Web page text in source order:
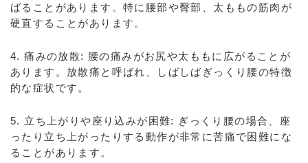
ばることがあります。特に腰部や臀部、太ももの筋肉が
硬直することがあります。
4. 痛みの放散: 腰の痛みがお尻や太ももに広がることが
あります。放散痛と呼ばれ、しばしばぎっくり腰の特徴
的な症状です。
5. 立ち上がりや座り込みが困難: ぎっくり腰の場合、座
ったり立ち上がったりする動作が非常に苦痛で困難にな
ることがあります。